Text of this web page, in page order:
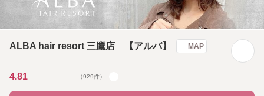
ALBA hair resort 三鷹店 【アルバ】 MAP
4.81 （929件）